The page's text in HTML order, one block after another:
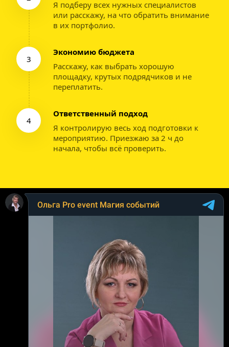
Я подберу всех нужных специалистов
или расскажу, на что обратить внимание
в их портфолио.
3
Экономию бюджета
Расскажу, как выбрать хорошую
площадку, крутых подрядчиков и не
переплатить.
4
Ответственный подход
Я контролирую весь ход подготовки к
мероприятию. Приезжаю за 2 ч до
начала, чтобы всё проверить.